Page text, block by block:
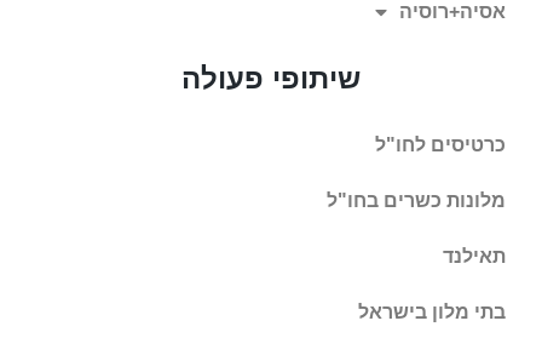
אסיה+רוסיה
שיתופי פעולה
כרטיסים לחו"ל
מלונות כשרים בחו"ל
תאילנד
בתי מלון בישראל